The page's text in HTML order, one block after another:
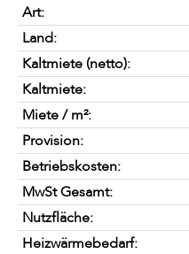
Art:
Land:
Kaltmiete (netto):
Kaltmiete:
Miete / m²:
Provision:
Betriebskosten:
MwSt Gesamt:
Nutzfläche:
Heizwärmebedarf: